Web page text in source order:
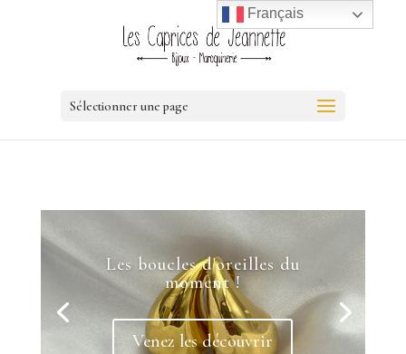
Sélectionner une page
Les boucles d'oreilles du
moment !
Venez les découvrir
Français